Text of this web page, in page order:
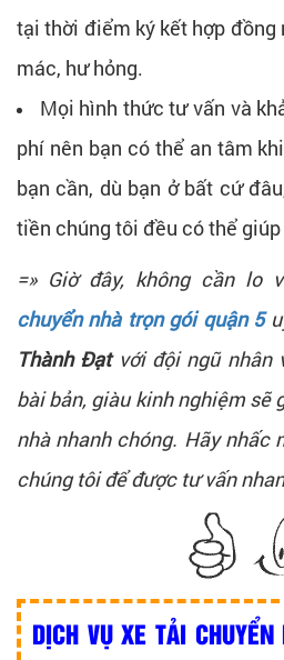
tại thời điểm ký kết hợp
mác, hư hỏng.
Mọi hình thức tư vấn và
phí nên bạn có thể an tâm
bạn cần, dù bạn ở bất cứ
tiền chúng tôi đều có thể
=» Giờ đây, không cần lo
chuyển nhà trọn gói quận 5
Thành Đạtvới đội ngũ nhân
bài bản, giàu kinh nghiệm sẽ
nhà nhanh chóng. Hãy nhấc
chúng tôi để được tư vấn
DỊCH VỤ XE TẢI